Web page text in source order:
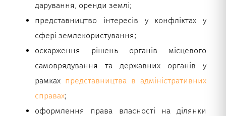
дарування, оренди землі;
представництво інтересів у конфліктах у
сфері землекористування;
оскарження рішень органів місцевого
самоврядування та державних органів у
рамках представництва в адміністративних
справах;
оформлення права власності на ділянки